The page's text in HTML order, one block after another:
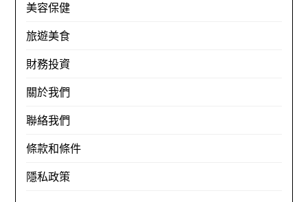
美容保健
旅遊美食
財務投資
關於我們
聯絡我們
條款和條件
隱私政策